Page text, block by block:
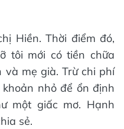
Hiền. Thời điểm đó,
tôi mới có tiền chữa
và mẹ già. Trừ chi phí
nhỏ để ổn định
một giấc mơ. Hạnh
sẻ.